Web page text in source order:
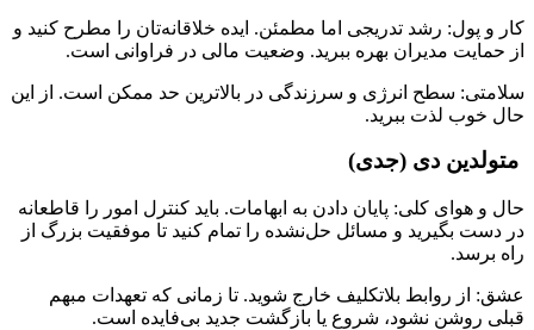
کار و پول: رشد تدریجی اما مطمئن. ایده خلاقانه‌تان را مطرح کنید و
از حمایت مدیران بهره ببرید. وضعیت مالی در فراوانی است.
سلامتی: سطح انرژی و سرزندگی در بالاترین حد ممکن است. از این
حال خوب لذت ببرید.
متولدین دی (جدی)
حال و هوای کلی: پایان دادن به ابهامات. باید کنترل امور را قاطعانه
در دست بگیرید و مسائل حل‌نشده را تمام کنید تا موفقیت بزرگ از
راه برسد.
عشق: از روابط بلاتکلیف خارج شوید. تا زمانی که تعهدات مبهم
قبلی روشن نشود، شروع یا بازگشت جدید بی‌فایده است.